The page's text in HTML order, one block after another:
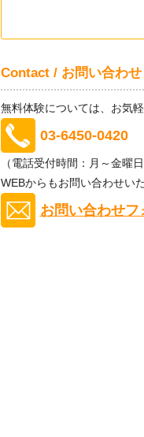
Contact / お問い合わせ
無料体験については、お気
03-6450-0420
（電話受付時間：月～金曜
WEBからもお問い合わせい
お問い合わせフ